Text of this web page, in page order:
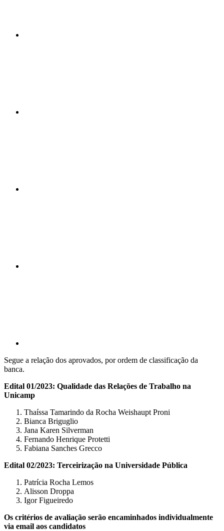
Segue a relação dos aprovados, por ordem de classificação da
banca.
Edital 01/2023: Qualidade das Relações de Trabalho na
Unicamp
Thaíssa Tamarindo da Rocha Weishaupt Proni
Bianca Briguglio
Jana Karen Silverman
Fernando Henrique Protetti
Fabiana Sanches Grecco
Edital 02/2023: Terceirização na Universidade Pública
Patrícia Rocha Lemos
Alisson Droppa
Igor Figueiredo
Os critérios de avaliação serão encaminhados individualmente
via email aos candidatos